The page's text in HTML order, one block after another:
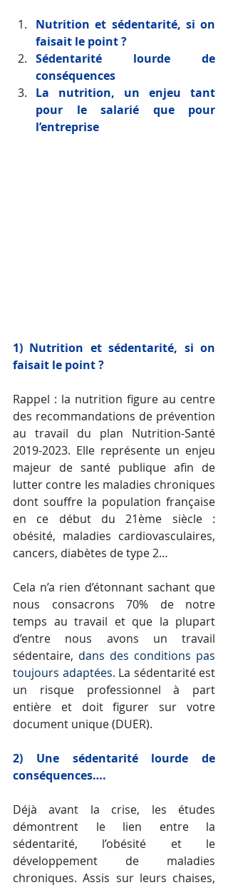
Nutrition et sédentarité, si on
faisait le point ?
Sédentarité lourde de
conséquences
La nutrition, un enjeu tant
pour le salarié que pour
l’entreprise
1) Nutrition et sédentarité, si on
faisait le point ?
Rappel : la nutrition figure au centre
des recommandations de prévention
au travail du plan Nutrition-Santé
2019-2023. Elle représente un enjeu
majeur de santé publique afin de
lutter contre les maladies chroniques
dont souffre la population française
en ce début du 21ème siècle :
obésité, maladies cardiovasculaires,
cancers, diabètes de type 2…
Cela n’a rien d’étonnant sachant que
nous consacrons 70% de notre
temps au travail et que la plupart
d’entre nous avons un travail
sédentaire, dans des conditions pas
toujours adaptées. La sédentarité est
un risque professionnel à part
entière et doit figurer sur votre
document unique (DUER).
2) Une sédentarité lourde de
conséquences….
Déjà avant la crise, les études
démontrent le lien entre la
sédentarité, l’obésité et le
développement de maladies
chroniques. Assis sur leurs chaises,